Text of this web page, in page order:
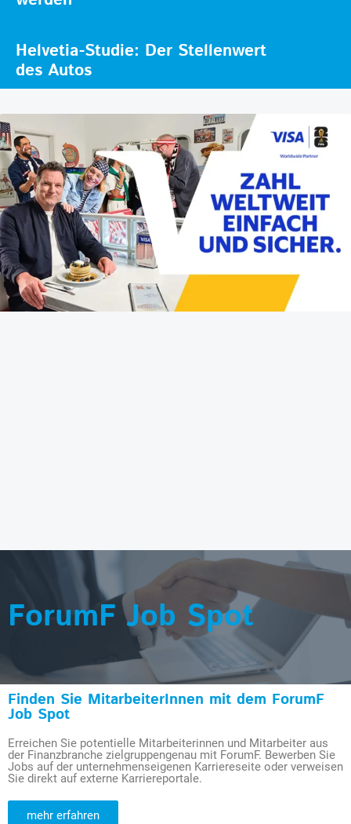
Helvetia-Studie: Der Stellenwert
des Autos
ForumF Job Spot
Finden Sie MitarbeiterInnen mit dem ForumF
Job Spot
Erreichen Sie potentielle Mitarbeiterinnen und Mitarbeiter aus
der Finanzbranche zielgruppengenau mit ForumF. Bewerben Sie
Jobs auf der unternehmenseigenen Karriereseite oder verweisen
Sie direkt auf externe Karriereportale.
mehr erfahren